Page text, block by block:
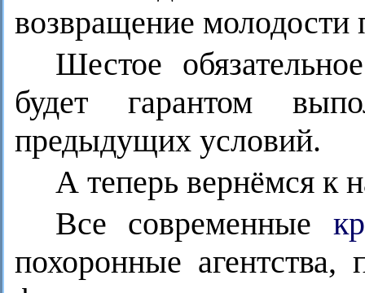
возвращение молодости
Шестое
будет гарантом
предыдущих условий.
А теперь вернёмся к
Все современные
похоронные